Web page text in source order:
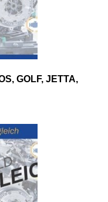
GOLF, JETTA,